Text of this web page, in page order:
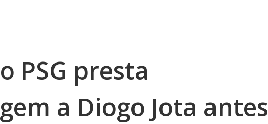
PSG presta
a Diogo Jota antes